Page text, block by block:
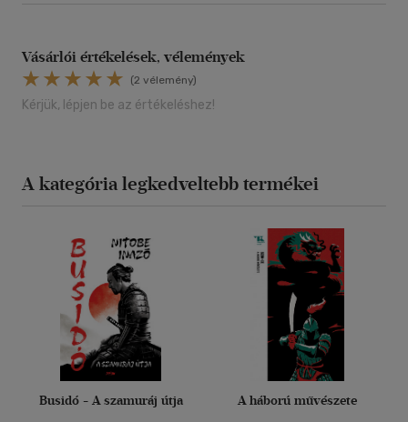
Vásárlói értékelések, vélemények
(2 vélemény)
Kérjük, lépjen be az értékeléshez!
A kategória legkedveltebb termékei
Busidó - A szamuráj útja A háború művészete